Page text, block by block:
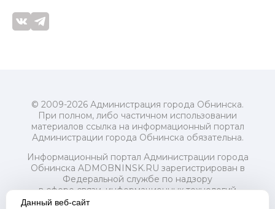
© 2009-2026 Администрация города Обнинска.
При полном, либо частичном использовании
материалов ссылка на информационный портал
Администрации города Обнинска обязательна.
Информационный портал Администрации города
Обнинска ADMOBNINSK.RU зарегистрирован в
Федеральной службе по надзору
в сфере связи, информационных технологий
и массовых коммуникаций (Роскомнадзор) 24 июля
Данный веб-сайт